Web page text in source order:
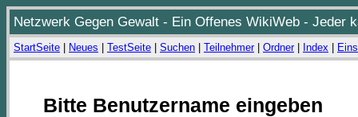
Netzwerk Gegen Gewalt - Ein Offenes WikiWeb - Jeder
StartSeite Neues TestSeite Suchen Teilnehmer| Ordner| Index
Bitte Benutzername eingeben